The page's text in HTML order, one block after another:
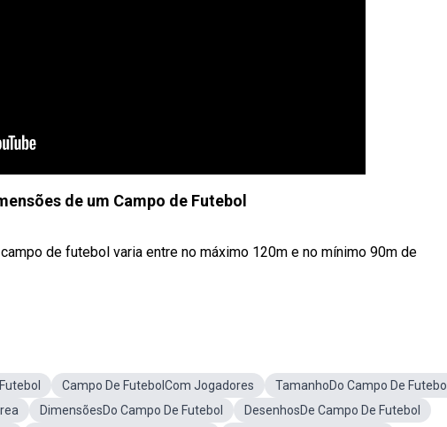
de um Campo de Futebol
de futebol varia entre no máximo 120m e no mínimo 90m de
Campo De FutebolCom Jogadores
TamanhoDo Campo De Futebol
DimensõesDo Campo De Futebol
DesenhosDe Campo De Futebol